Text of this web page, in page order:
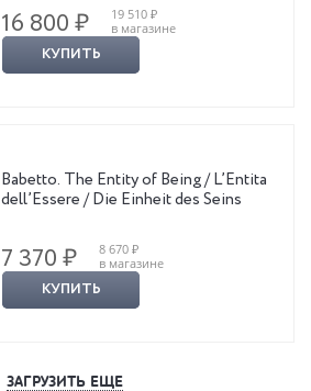
16 800 ₽
19 510 ₽
в магазине
КУПИТЬ
Babetto. The Entity of Being / L’Entita
dell’Essere / Die Einheit des Seins
7 370 ₽
8 670 ₽
в магазине
КУПИТЬ
ЗАГРУЗИТЬ ЕЩЕ